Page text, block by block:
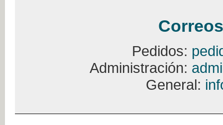
Pedidos:
Administración:
General: